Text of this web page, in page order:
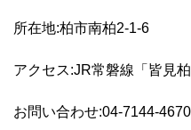
所在地:柏市南柏2-1-6
アクセス:JR常磐線「皆見
お問い合わせ:04-7144-4670